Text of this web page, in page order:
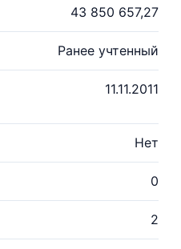
43 850 657,27
Ранее учтенный
11.11.2011
Нет
0
2